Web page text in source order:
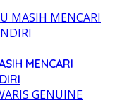
MENCARI